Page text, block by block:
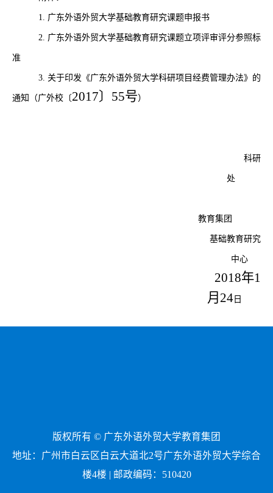
1. 广东外语外贸大学基础教育研究课题申报书
2. 广东外语外贸大学基础教育研究课题立项评审评分参照标
准
3. 关于印发《广东外语外贸大学科研项目经费管理办法》 的
通知（广外校〔 2017〕55号）
科研
处
教育集团
基础教育研究
中心
2018年1
月 24 日
版权所有 © 广东外语外贸大学教育集团
地址：广州市白云区白云大道北2号广东外语外贸大学综合
楼4楼 | 邮政编码：510420